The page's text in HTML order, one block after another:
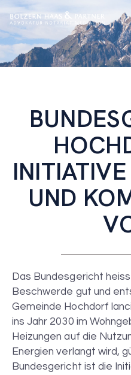
UND
Das Bundesgericht
Beschwerde gut und
Gemeinde Hochdorf
ins Jahr 2030 im
Heizungen auf die
Energien verlangt wird,
Bundesgericht ist die